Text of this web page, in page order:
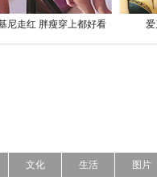
尼走红 胖瘦穿上都好看
文化 生活 图片